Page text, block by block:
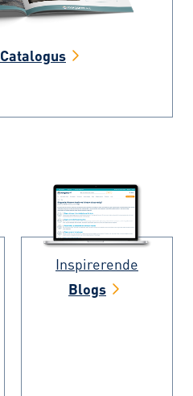
Catalogus
Inspirerende
Blogs